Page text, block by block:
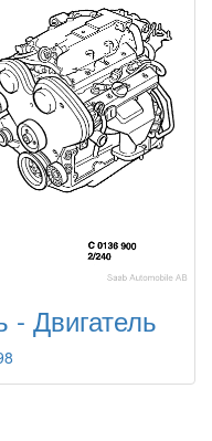
- Двигатель